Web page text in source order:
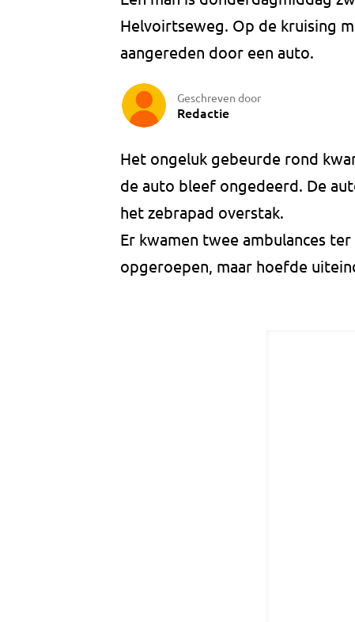
Helvoirtseweg. Op de kruising
aangereden door een auto.
Geschreven door
Redactie
Het ongeluk gebeurde rond
de auto bleef ongedeerd. De
het zebrapad overstak.
Er kwamen twee ambulances
opgeroepen, maar hoefde